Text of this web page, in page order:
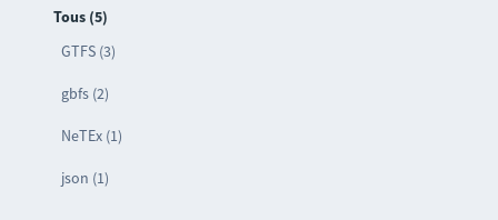
Tous (5)
GTFS (3)
gbfs (2)
NeTEx (1)
json (1)